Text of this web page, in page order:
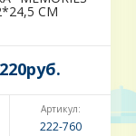
СМ
220руб.
Артикул:
222-760